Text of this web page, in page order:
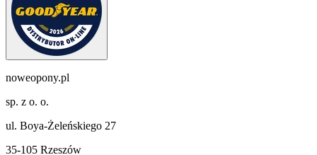
noweopony.pl
sp. z o. o.
ul. Boya-Żeleńskiego 27
35-105 Rzeszów